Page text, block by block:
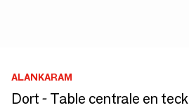
ALANKARAM
Dort - Table centrale en teck